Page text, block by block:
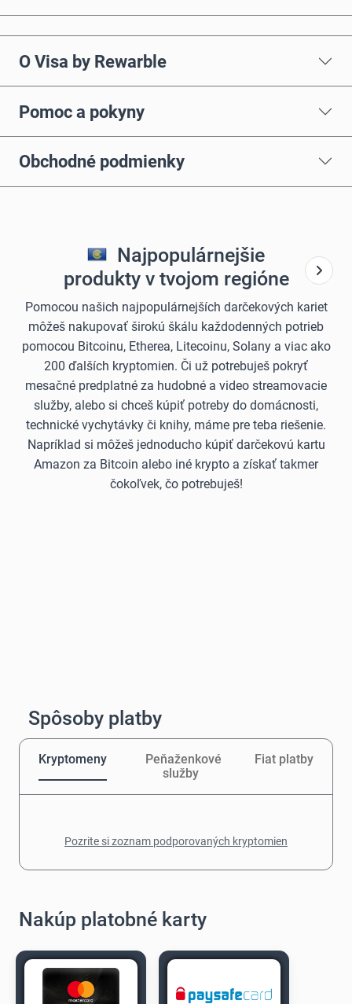
O Visa by Rewarble
Pomoc a pokyny
Obchodné podmienky
Najpopulárnejšie
produkty v tvojom regióne
Pomocou našich najpopulárnejších darčekových kariet
môžeš nakupovať širokú škálu každodenných potrieb
pomocou Bitcoinu, Etherea, Litecoinu, Solany a viac ako
200 ďalších kryptomien. Či už potrebuješ pokryť
mesačné predplatné za hudobné a video streamovacie
služby, alebo si chceš kúpiť potreby do domácnosti,
technické vychytávky či knihy, máme pre teba riešenie.
Napríklad si môžeš jednoducho kúpiť darčekovú kartu
Amazon za Bitcoin alebo iné krypto a získať takmer
čokoľvek, čo potrebuješ!
Spôsoby platby
Kryptomeny
Peňaženkové
služby
Fiat platby
Pozrite si zoznam podporovaných kryptomien
Nakúp platobné karty